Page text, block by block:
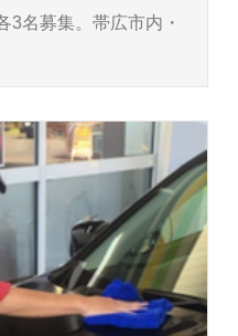
3名募集。帯広市内・